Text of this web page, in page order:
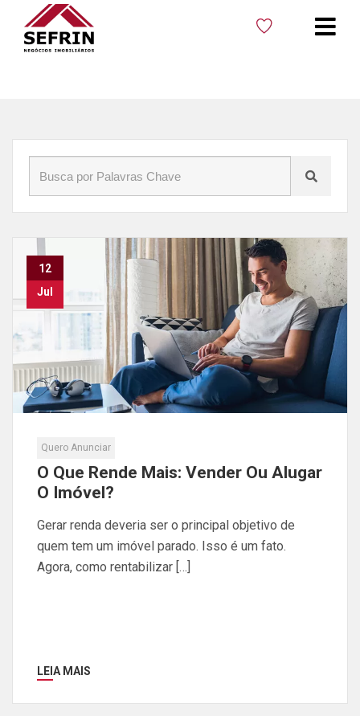
Início»Blog »Vender Casa em Cacoal
12
Jul
Quero Anunciar
O Que Rende Mais: Vender Ou Alugar
O Imóvel?
Gerar renda deveria ser o principal objetivo de
quem tem um imóvel parado. Isso é um fato.
Agora, como rentabilizar […]
LEIA MAIS